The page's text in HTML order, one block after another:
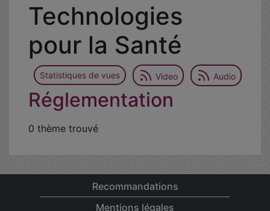
Technologies
pour la Santé
Statistiques de vues Video Audio
Réglementation
0 thème trouvé
Recommandations
Mentions légales